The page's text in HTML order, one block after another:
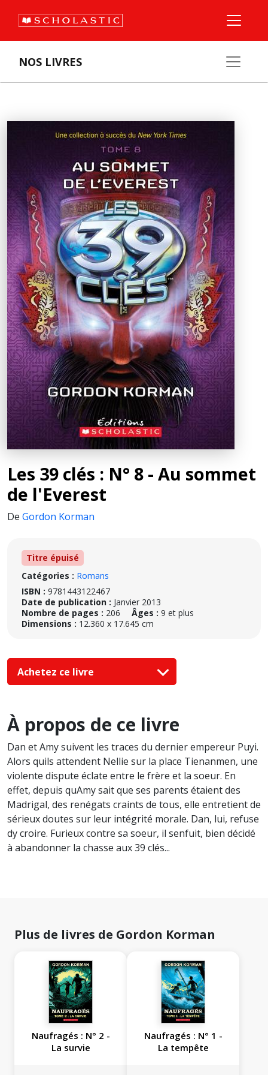
NOS LIVRES
Les 39 clés : N° 8 - Au sommet
de l'Everest
De Gordon Korman
Titre épuisé
Catégories : Romans
ISBN : 9781443122467
Date de publication : Janvier 2013
Nombre de pages : 206 Âges : 9 et plus
Dimensions : 12.360 x 17.645 cm
Achetez ce livre
À propos de ce livre
Dan et Amy suivent les traces du dernier empereur Puyi.
Alors quils attendent Nellie sur la place Tienanmen, une
violente dispute éclate entre le frère et la soeur. En
effet, depuis quAmy sait que ses parents étaient des
Madrigal, des renégats craints de tous, elle entretient de
sérieux doutes sur leur intégrité morale. Dan, lui, refuse
dy croire. Furieux contre sa soeur, il senfuit, bien décidé
à abandonner la chasse aux 39 clés...
Plus de livres de Gordon Korman
Naufragés : N° 2 -
La survie
Naufragés : N° 1 -
La tempête